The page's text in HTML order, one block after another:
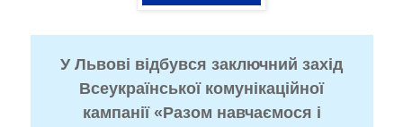
У Львові відбувся заключний захід
Всеукраїнської комунікаційної
кампанії «Разом навчаємося і